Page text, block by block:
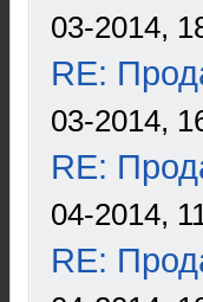
03-2014,
RE:
03-2014,
RE:
04-2014,
RE: